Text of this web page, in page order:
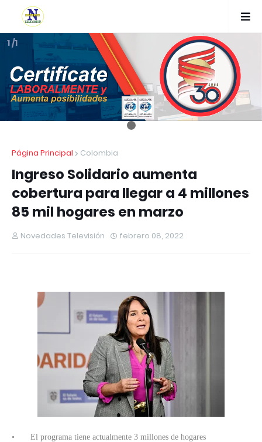
1 /1
Página Principal Colombia
Ingreso Solidario aumenta
cobertura para llegar a 4 millones
85 mil hogares en marzo
Novedades Televisión febrero 08, 2022
•
El programa tiene actualmente 3 millones de hogares